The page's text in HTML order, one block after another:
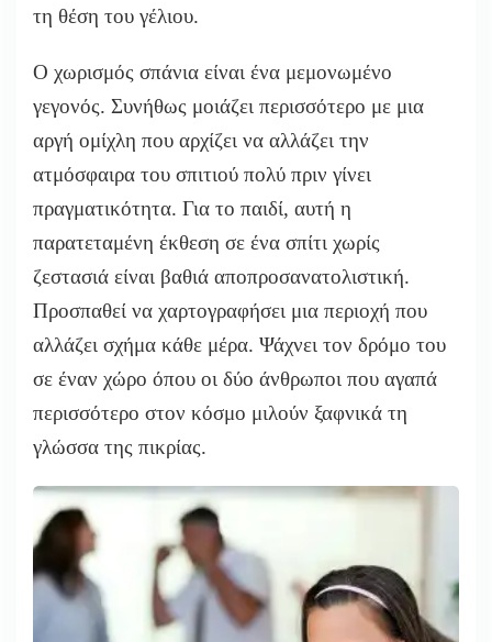
τη θέση του γέλιου.
Ο χωρισμός σπάνια είναι ένα μεμονωμένο
γεγονός. Συνήθως μοιάζει περισσότερο με μια
αργή ομίχλη που αρχίζει να αλλάζει την
ατμόσφαιρα του σπιτιού πολύ πριν γίνει
πραγματικότητα. Για το παιδί, αυτή η
παρατεταμένη έκθεση σε ένα σπίτι χωρίς
ζεστασιά είναι βαθιά αποπροσανατολιστική.
Προσπαθεί να χαρτογραφήσει μια περιοχή που
αλλάζει σχήμα κάθε μέρα. Ψάχνει τον δρόμο του
σε έναν χώρο όπου οι δύο άνθρωποι που αγαπά
περισσότερο στον κόσμο μιλούν ξαφνικά τη
γλώσσα της πικρίας.